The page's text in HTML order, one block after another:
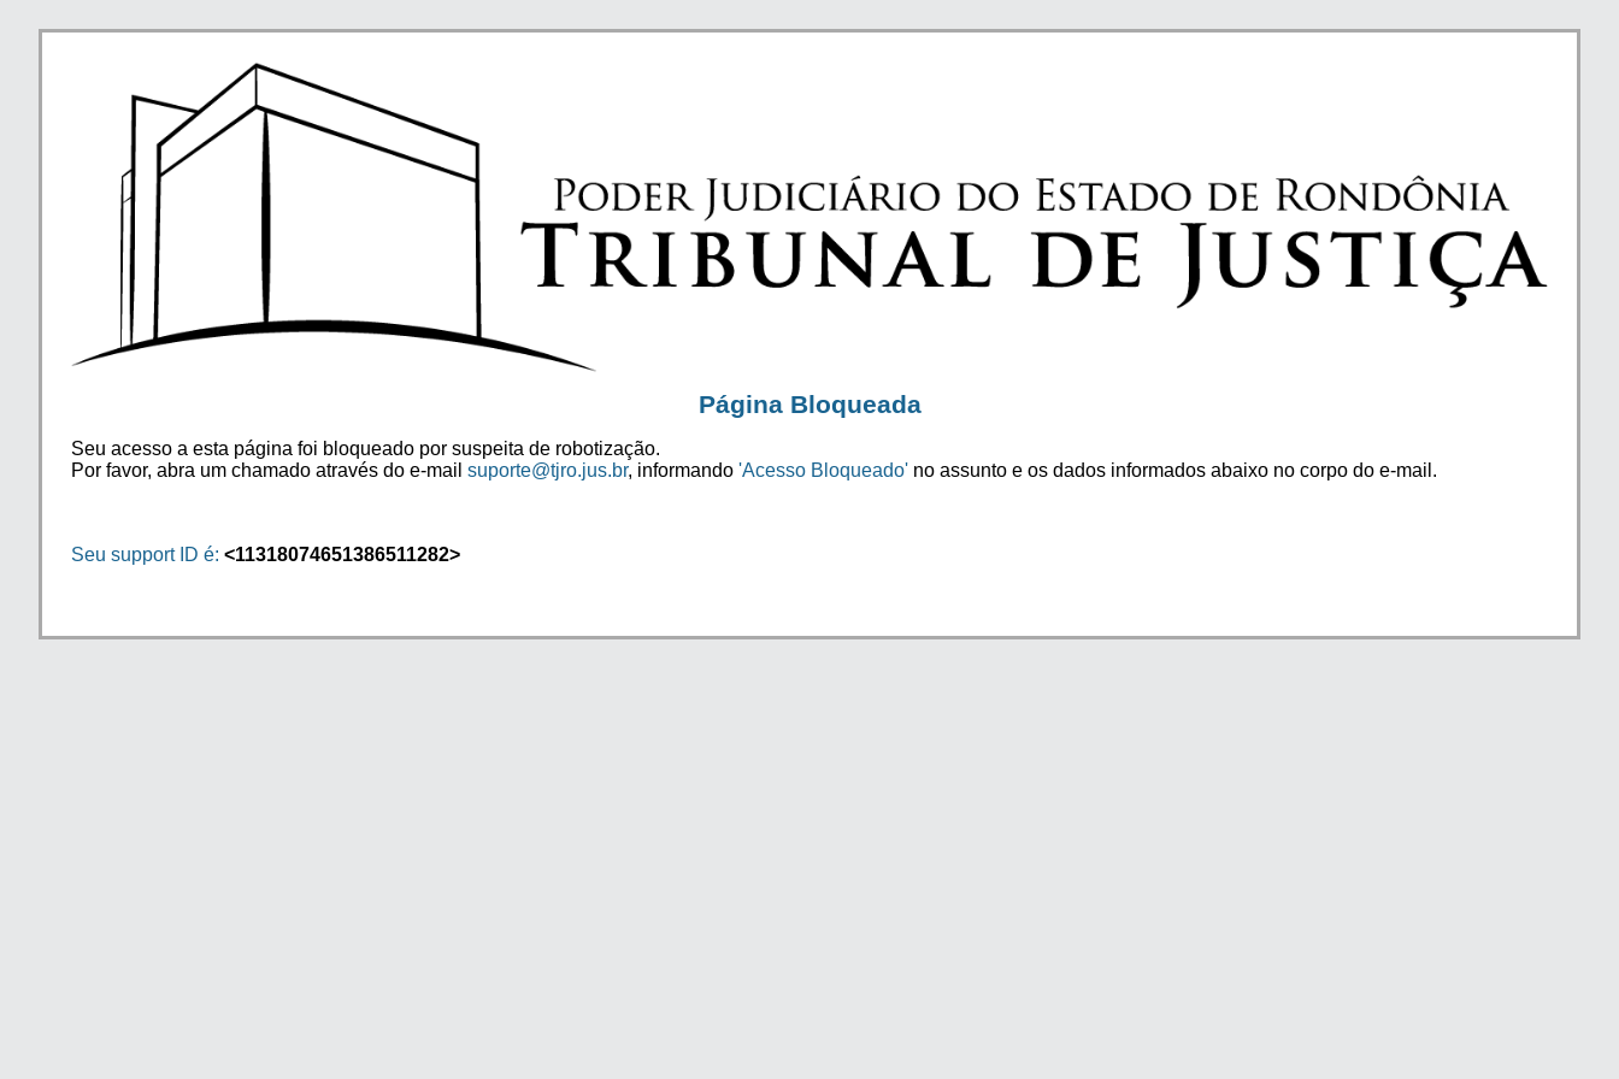
Página Bloqueada
Seu acesso a esta página foi bloqueado por suspeita de robotização.
Por favor, abra um chamado através do e-mail suporte@tjro.jus.br, informando 'Acesso Bloqueado' no assunto e os dados informados abaixo no corpo do e-mail.
Seu support ID é: <11318074651386511282>